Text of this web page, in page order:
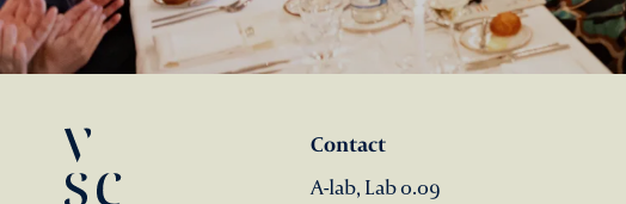
Contact
A-lab, Lab 0.09